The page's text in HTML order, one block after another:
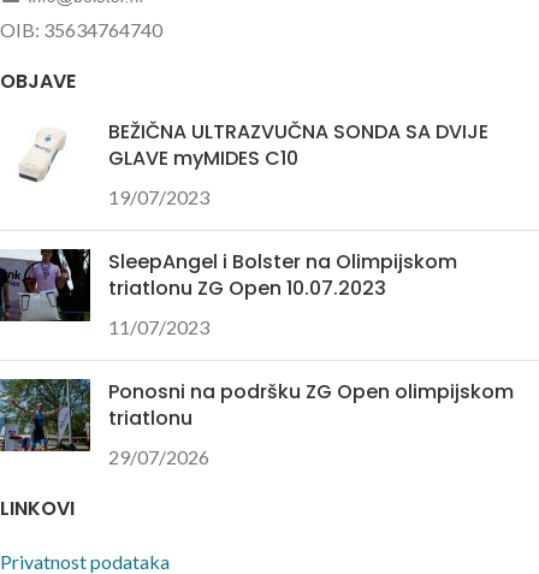
OIB: 35634764740
OBJAVE
BEŽIČNA ULTRAZVUČNA SONDA SA DVIJE
GLAVE myMIDES C10
19/07/2023
SleepAngel i Bolster na Olimpijskom
triatlonu ZG Open 10.07.2023
11/07/2023
Ponosni na podršku ZG Open olimpijskom
triatlonu
29/07/2026
LINKOVI
Privatnost podataka